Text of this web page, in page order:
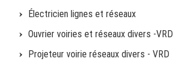
Électricien lignes et réseaux
Ouvrier voiries et réseaux divers -VRD
Projeteur voirie réseaux divers - VRD